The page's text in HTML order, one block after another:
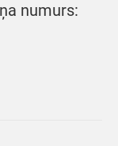
numurs: